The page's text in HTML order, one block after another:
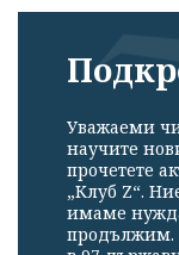
Уважаеми
научите
прочетете
„Клуб Z“.
имаме
продължим.